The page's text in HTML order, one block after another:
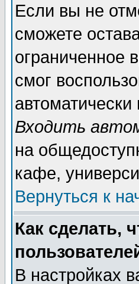
Если вы не
сможете
ограниченное
смог
Входить
на
кафе,
Вернуться к
Как сделать,
В настройках